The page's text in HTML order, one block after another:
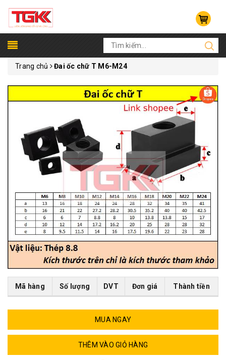
Trang chủ Đai ốc chữ T M6-M24
Mã hàng Số lượng DVT Đơn giá Thành tiền
MUA NGAY
THÊM VÀO GIỎ HÀNG